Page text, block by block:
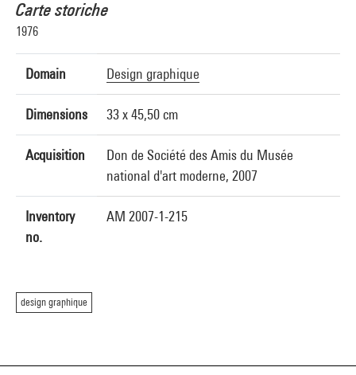
Carte storiche
1976
Domain Design graphique
Dimensions 33 x 45,50 cm
Acquisition
Don de Société des Amis du Musée
national d'art moderne, 2007
Inventory
no.
AM 2007-1-215
design graphique